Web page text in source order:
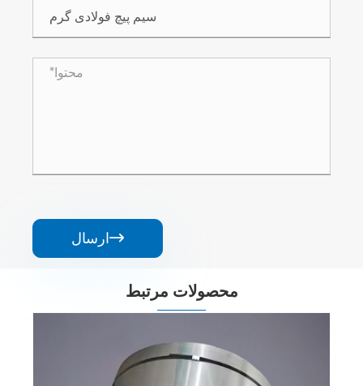
ارسال
محصولات مرتبط